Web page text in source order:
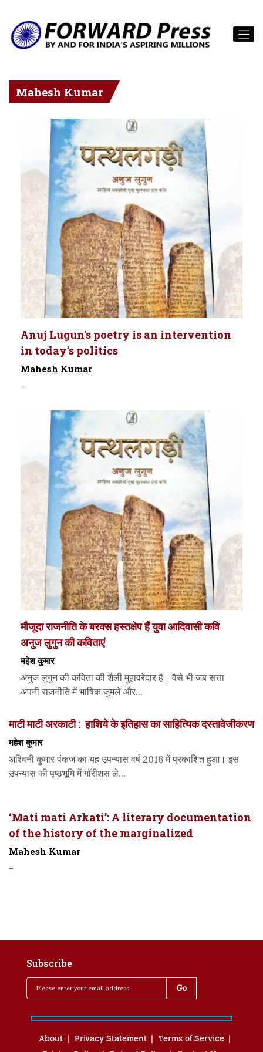
Mahesh Kumar
Anuj Lugun’s poetry is an intervention
in today’s politics
Mahesh Kumar
-
मौजूदा राजनीति के बरक्स हस्तक्षेप हैं युवा आदिवासी कवि
अनुज लुगुन की कविताएं
महेश कुमार
अनुज लुगुन की कविता की शैली मुहावरेदार है। वैसे भी जब सत्ता
अपनी राजनीति में भाषिक जुमले और...
माटी माटी अरकाटी : हाशिये के इतिहास का साहित्यिक दस्तावेजीकरण
महेश कुमार
अश्विनी कुमार पंकज का यह उपन्यास वर्ष 2016 में प्रकाशित हुआ। इस
उपन्यास की पृष्ठभूमि में मॉरीशस ले...
‘Mati mati Arkati’: A literary documentation
of the history of the marginalized
Mahesh Kumar
-
Subscribe
About Privacy Statement
Terms of Service